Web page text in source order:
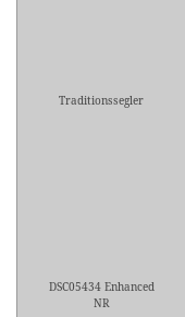
Traditionssegler
DSC05434 Enhanced
NR